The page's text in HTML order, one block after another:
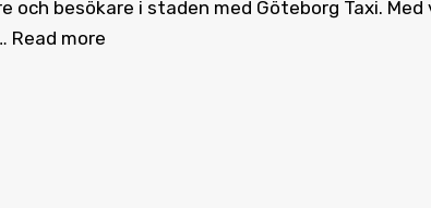
besökare i staden med Göteborg Taxi.
Read more